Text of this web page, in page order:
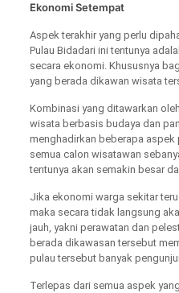
Ekonomi Setempat
Aspek terakhir yang perlu
Pulau Bidadari ini tentunya
secara ekonomi. Khususnya
yang berada dikawan wisata
Kombinasi yang ditawarkan
wisata berbasis budaya dan
menghadirkan beberapa aspek
semua calon wisatawan
tentunya akan semakin besar
Jika ekonomi warga sekitar
maka secara tidak langsung
jauh, yakni perawatan dan
berada dikawasan tersebut
pulau tersebut banyak
Terlepas dari semua aspek